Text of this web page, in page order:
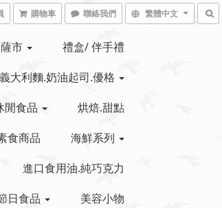
購物車 聯絡我們 繁體中文
市
禮盒/ 伴手禮
義大利麵.奶油起司.優格
閒食品
烘焙.甜點
食商品
海鮮系列
進口食用油.純巧克力
日食品
美容小物